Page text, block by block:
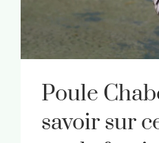
Poule
savoir sur